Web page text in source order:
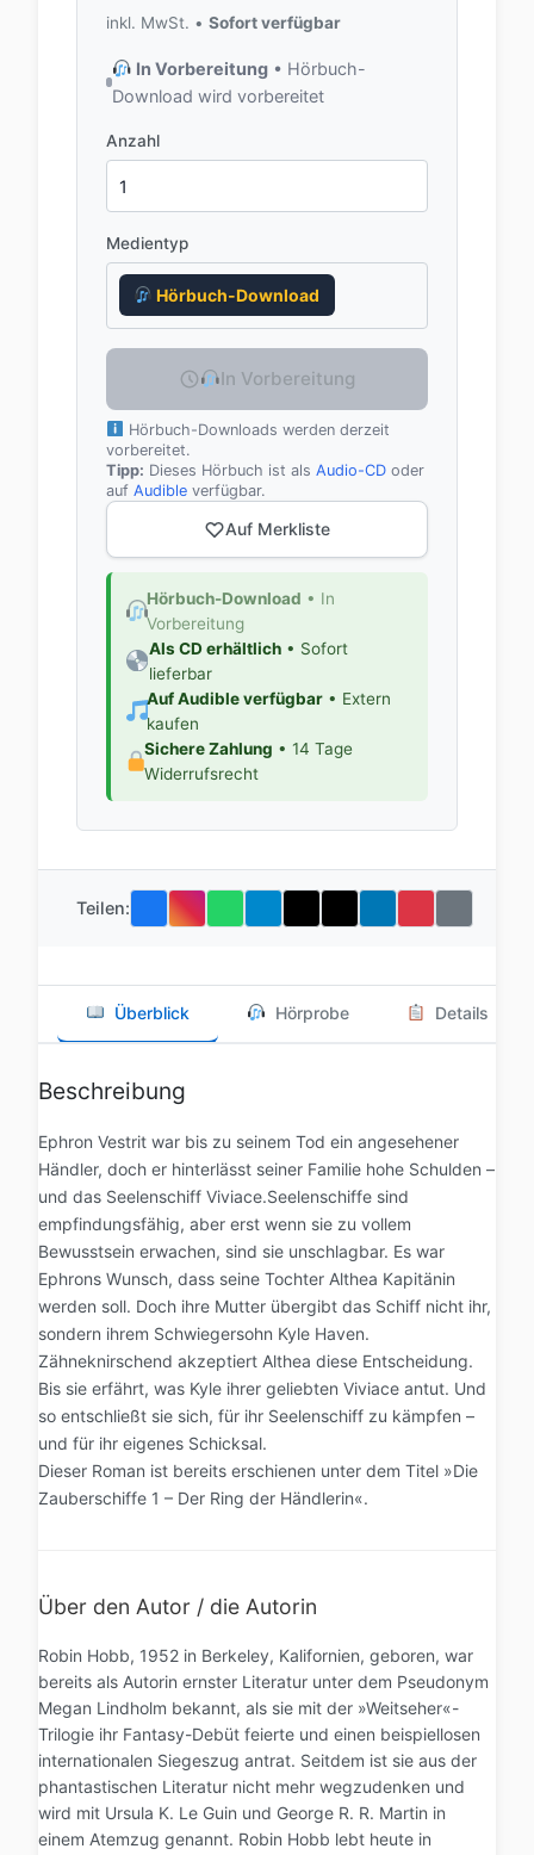
inkl. MwSt. • Sofort verfügbar
In Vorbereitung• Hörbuch-
Download wird vorbereitet
Anzahl
Medientyp
Hörbuch-Download
In Vorbereitung
Hörbuch-Downloads werden derzeit
vorbereitet.
Tipp: Dieses Hörbuch ist als Audio-CD oder
auf Audible verfügbar.
Auf Merkliste
Hörbuch-Download • In
Vorbereitung
Als CD erhältlich• Sofort
lieferbar
Auf Audible verfügbar• Extern
kaufen
Sichere Zahlung • 14 Tage
Widerrufsrecht
Teilen:
Überblick Hörprobe Details
Beschreibung
Ephron Vestrit war bis zu seinem Tod ein angesehener
Händler, doch er hinterlässt seiner Familie hohe Schulden –
und das Seelenschiff Viviace.Seelenschiffe sind
empfindungsfähig, aber erst wenn sie zu vollem
Bewusstsein erwachen, sind sie unschlagbar. Es war
Ephrons Wunsch, dass seine Tochter Althea Kapitänin
werden soll. Doch ihre Mutter übergibt das Schiff nicht ihr,
sondern ihrem Schwiegersohn Kyle Haven.
Zähneknirschend akzeptiert Althea diese Entscheidung.
Bis sie erfährt, was Kyle ihrer geliebten Viviace antut. Und
so entschließt sie sich, für ihr Seelenschiff zu kämpfen –
und für ihr eigenes Schicksal.
Dieser Roman ist bereits erschienen unter dem Titel »Die
Zauberschiffe 1 – Der Ring der Händlerin«.
Über den Autor / die Autorin
Robin Hobb, 1952 in Berkeley, Kalifornien, geboren, war
bereits als Autorin ernster Literatur unter dem Pseudonym
Megan Lindholm bekannt, als sie mit der »Weitseher«-
Trilogie ihr Fantasy-Debüt feierte und einen beispiellosen
internationalen Siegeszug antrat. Seitdem ist sie aus der
phantastischen Literatur nicht mehr wegzudenken und
wird mit Ursula K. Le Guin und George R. R. Martin in
einem Atemzug genannt. Robin Hobb lebt heute in